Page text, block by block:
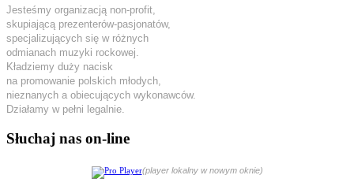
Jesteśmy organizacją non-profit,
skupiającą prezenterów-pasjonatów,
specjalizujących się w różnych
odmianach muzyki rockowej.
Kładziemy duży nacisk
na promowanie polskich młodych,
nieznanych a obiecujących wykonawców.
Działamy w pełni legalnie.
Słuchaj nas on-line
(player lokalny w nowym oknie)